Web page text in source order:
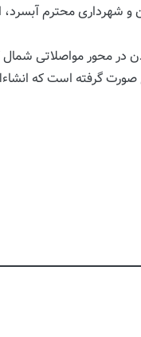
شهرداری محترم
محور مواصلاتی شمال
گرفته است که